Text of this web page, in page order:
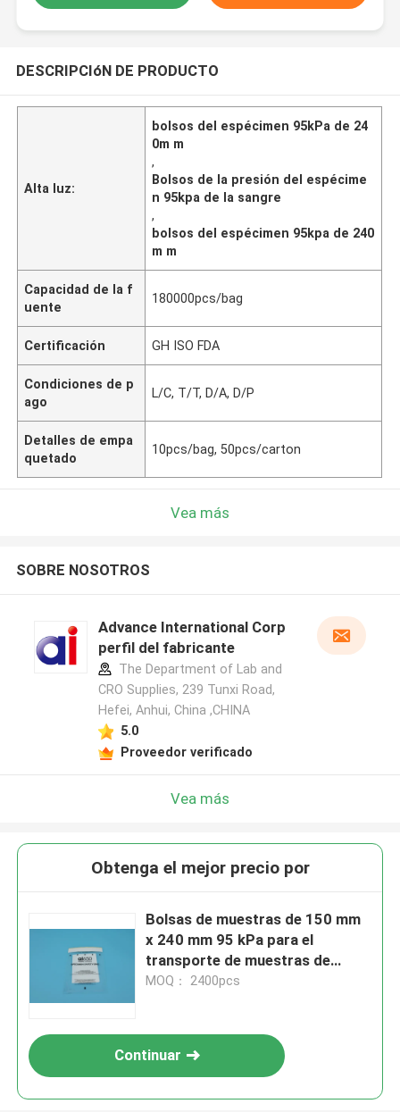
DESCRIPCIóN DE PRODUCTO
Alta luz:
bolsos del espécimen 95kPa de 24
0m m
,
Bolsos de la presión del espécime
n 95kpa de la sangre
,
bolsos del espécimen 95kpa de 240
m m
Capacidad de la f
uente
180000pcs/bag
Certificación GH ISO FDA
Condiciones de p
ago
L/C, T/T, D/A, D/P
Detalles de empa
quetado
10pcs/bag, 50pcs/carton
Vea más
SOBRE NOSOTROS
Advance International Corp
perfil del fabricante
The Department of Lab and
CRO Supplies, 239 Tunxi Road,
Hefei, Anhui, China ,CHINA
5.0
Proveedor verificado
Vea más
Obtenga el mejor precio por
Bolsas de muestras de 150 mm
x 240 mm 95 kPa para el
transporte de muestras de
sangre
MOQ： 2400pcs
Continuar